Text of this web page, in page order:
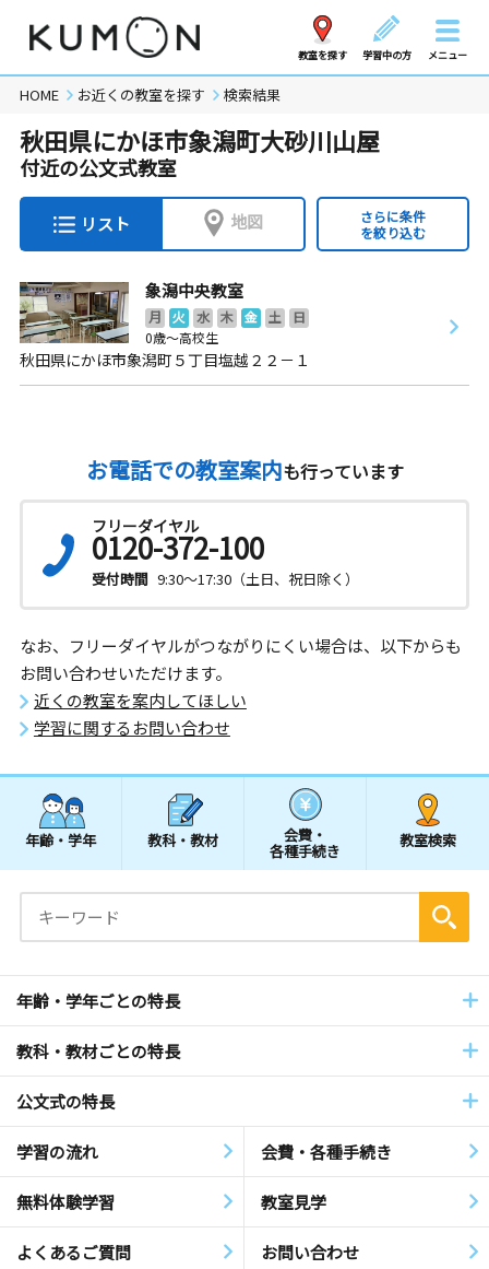
教室を探す 学習中の方 メニュー
HOME お近くの教室を探す 検索結果
秋田県にかほ市象潟町大砂川山屋
付近の公文式教室
リスト 地図
さらに条件
を絞り込む
象潟中央教室
月 火 水 木 金 土
日
0歳～高校生
秋田県にかほ市象潟町５丁目塩越２２－１
お電話での教室案内も行っています
フリーダイヤル
0120-372-100
受付時間 9:30～17:30（土日、祝日除く）
なお、フリーダイヤルがつながりにくい場合は、以下からも
お問い合わせいただけます。
近くの教室を案内してほしい
学習に関するお問い合わせ
年齢・学年 教科・教材 会費・
各種手続き
教室検索
年齢・学年ごとの特長
教科・教材ごとの特長
公文式の特長
学習の流れ 会費・各種手続き
無料体験学習 教室見学
よくあるご質問 お問い合わせ